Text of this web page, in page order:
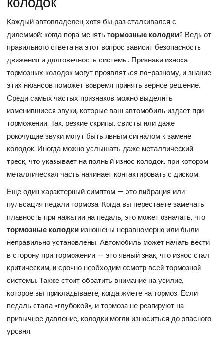
Каждый автовладелец хотя бы раз сталкивался с
дилеммой: когда пора менятьтормозные колодки? Ведь от
правильного ответа на этот вопрос зависит безопасность
движения и долговечность системы. Признаки износа
тормозных колодок могут проявляться по-разному, и знание
этих нюансов поможет вовремя принять верное решение.
Среди самых частых признаков можно выделить
изменившиеся звуки, которые ваш автомобиль издает при
торможении. Так, резкие скрипы, свисты или даже
рокочущие звуки могут быть явным сигналом к замене
колодок. Иногда можно услышать даже металлический
треск, что указывает на полный износ колодок, при котором
металлическая часть начинает контактировать с диском.
Еще один характерный симптом — это вибрация или
пульсация педали тормоза. Когда вы перестаете замечать
плавность при нажатии на педаль, это может означать, что
тормозные колодки изношены неравномерно или были
неправильно установлены. Автомобиль может начать вести
в сторону при торможении — это явный знак, что износ стал
критическим, и срочно необходим осмотр всей тормозной
системы. Также стоит обратить внимание на усилие,
которое вы прикладываете, когда жмете на тормоз. Если
педаль стала «глубокой», и тормоза не реагируют на
привычное давление, колодки могли износиться до опасного
уровня.